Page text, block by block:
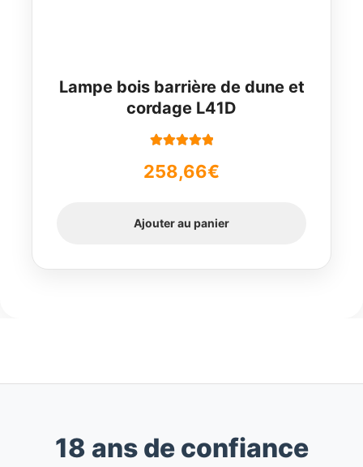
Lampe bois barrière de dune et
cordage L41D
5
258,66€
Ajouter au panier
18 ans de confiance